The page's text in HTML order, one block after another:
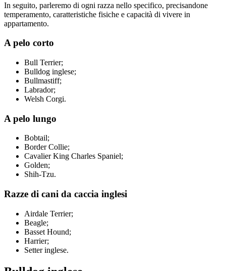
In seguito, parleremo di ogni razza nello specifico, precisandone
temperamento, caratteristiche fisiche e capacità di vivere in
appartamento.
A pelo corto
Bull Terrier;
Bulldog inglese;
Bullmastiff;
Labrador;
Welsh Corgi.
A pelo lungo
Bobtail;
Border Collie;
Cavalier King Charles Spaniel;
Golden;
Shih-Tzu.
Razze di cani da caccia inglesi
Airdale Terrier;
Beagle;
Basset Hound;
Harrier;
Setter inglese.